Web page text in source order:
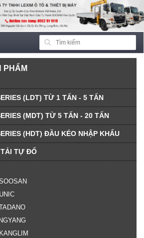
PHẨM
(LDT) TỪ 1 TẤN - 5 TẤN
(MDT) TỪ 5 TẤN - 20 TẤN
(HDT) ĐẦU KÉO NHẬP KHẨU
TẢI TỰ ĐỔ